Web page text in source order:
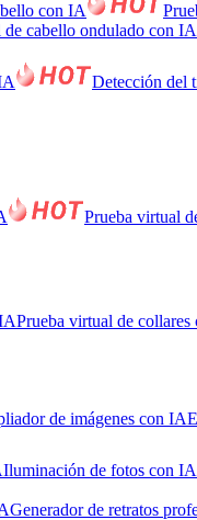
con IA
de cabello ondulado con IA
Detección del
Prueba virtual
Prueba virtual de collares
de imágenes con IA
Iluminación de fotos con IA
Generador de retratos